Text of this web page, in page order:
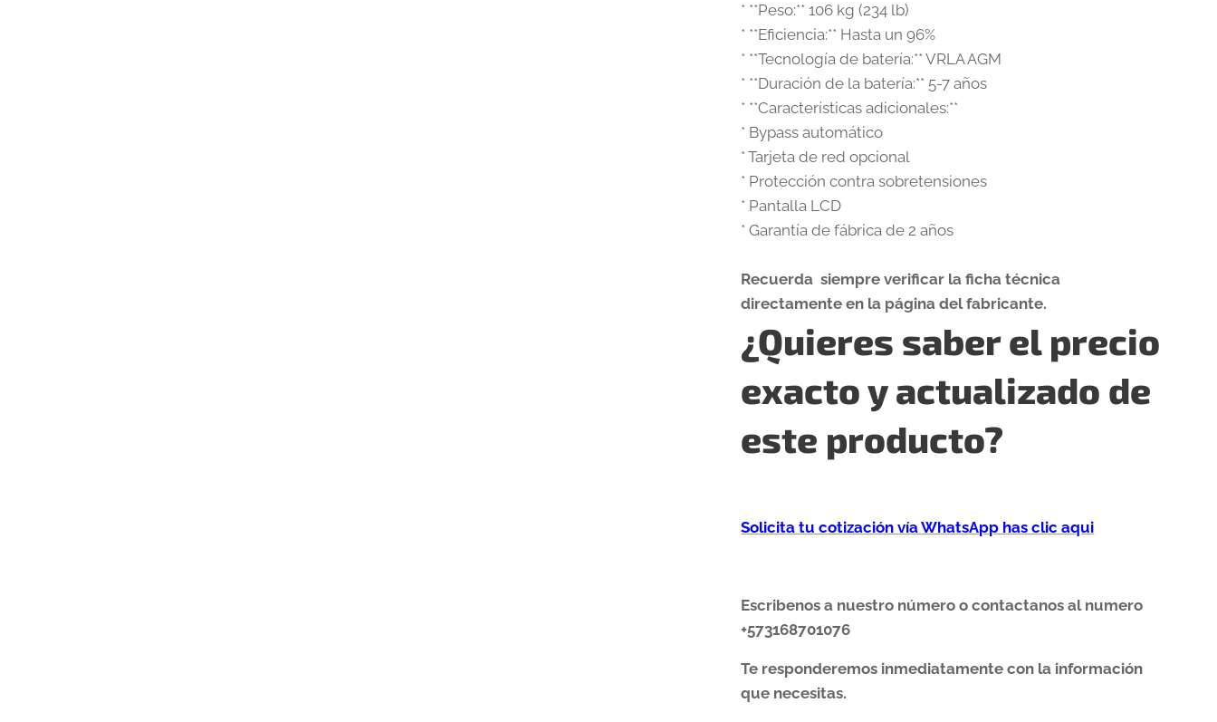
* **Peso:** 106 kg (234 lb)
* **Eficiencia:** Hasta un 96%
* **Tecnología de batería:** VRLA AGM
* **Duración de la batería:** 5-7 años
* **Características adicionales:**
* Bypass automático
* Tarjeta de red opcional
* Protección contra sobretensiones
* Pantalla LCD
* Garantía de fábrica de 2 años
Recuerda siempre verificar la ficha técnica
directamente en la página del fabricante.
¿Quieres saber el precio
exacto y actualizado de
este producto?
Solicita tu cotización vía WhatsApp has clic aqui
Escribenos a nuestro número o contactanos al numero
+573168701076
Te responderemos inmediatamente con la información
que necesitas.